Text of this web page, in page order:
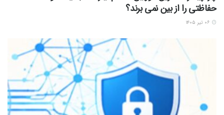
حفاظتی را از بین نمی برند؟